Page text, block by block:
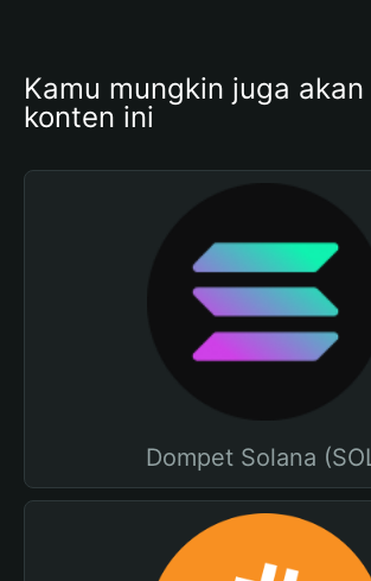
Kamu mungkin juga
konten ini
Dompet Solana